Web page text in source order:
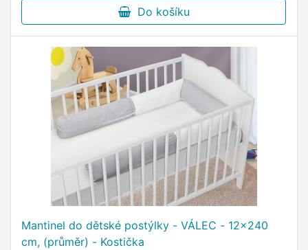
Do košíku
Mantinel do dětské postýlky - VÁLEC - 12x240
cm, (průměr) - Kostička